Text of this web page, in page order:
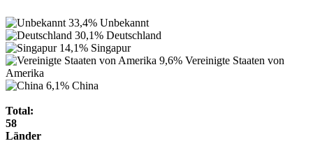
33,4% Unbekannt
30,1% Deutschland
14,1% Singapur
9,6% Vereinigte Staaten von
Amerika
6,1% China
Total:
58
Länder